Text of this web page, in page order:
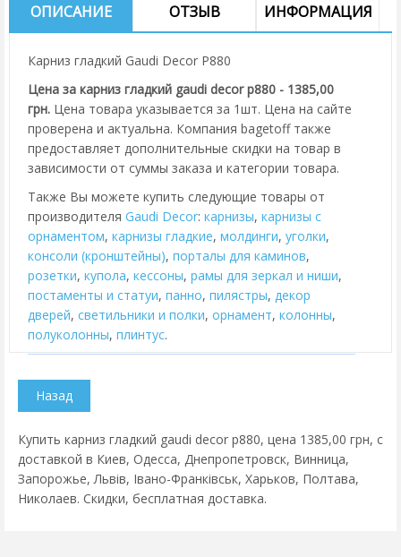
ОПИСАНИЕ ОТЗЫВ ИНФОРМАЦИЯ
Карниз гладкий Gaudi Decor P880
Цена за карниз гладкий gaudi decor p880 - 1385,00
грн. Цена товара указывается за 1шт. Цена на сайте
проверена и актуальна. Компания bagetoff также
предоставляет дополнительные скидки на товар в
зависимости от суммы заказа и категории товара.
Также Вы можете купить следующие товары от
производителя Gaudi Decor: карнизы, карнизы с
орнаментом, карнизы гладкие, молдинги, уголки,
консоли (кронштейны), порталы для каминов,
розетки, купола, кессоны, рамы для зеркал и ниши,
постаменты и статуи, панно, пилястры, декор
дверей, cветильники и полки, орнамент, колонны,
полуколонны, плинтус.
Купить карниз гладкий gaudi decor p880, цена 1385,00 грн, с
доставкой в Киев, Одесса, Днепропетровск, Винница,
Запорожье, Львів, Івано-Франківськ, Харьков, Полтава,
Николаев. Скидки, бесплатная доставка.